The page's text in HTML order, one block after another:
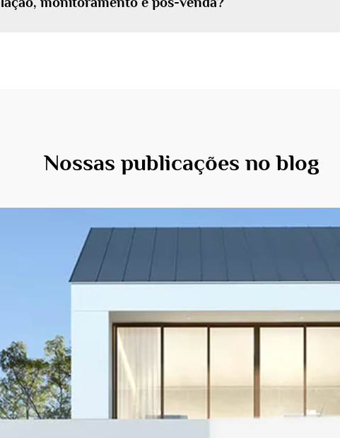
Nossas publicações no blog